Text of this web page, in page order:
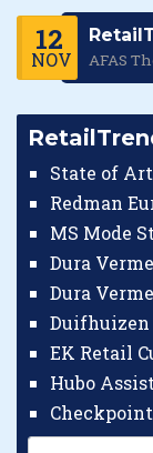
12
NOV AFAS
State of
Redman
MS Mode
Dura
Dura
Duifhuizen
EK Retail
Hubo